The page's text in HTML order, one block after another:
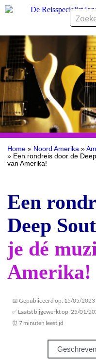
Home » Noord Amerika »
» Een rondreis door de
van Amerika!
Een
Deep
je dé
Amerika!
📅 Gepubliceerd op: 15/05/2023
✅ Laatst bijgewerkt op: 25/01/
⏰ 7 minuten leestijd